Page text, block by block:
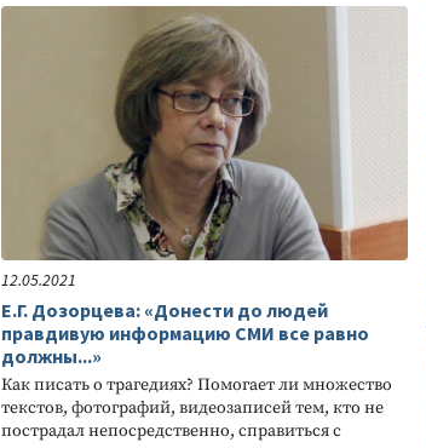
12.05.2021
Е.Г. Дозорцева: «Донести до людей
правдивую информацию СМИ все равно
должны...»
Как писать о трагедиях? Помогает ли множество
текстов, фотографий, видеозаписей тем, кто не
пострадал непосредственно, справиться с